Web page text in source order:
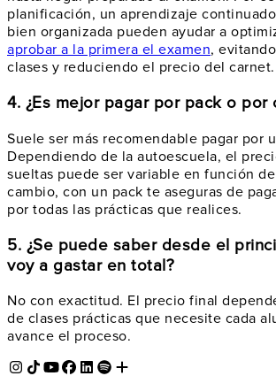
planificación, un aprendizaje
bien organizada pueden ayudar a
aprobar a la primera el examen,
clases y reduciendo el precio del carnet.
4. ¿Es mejor pagar por pack o por
Suele ser más recomendable pagar por
Dependiendo de la autoescuela, el
sueltas puede ser variable en función
cambio, con un pack te aseguras de
por todas las prácticas que realices.
5. ¿Se puede saber desde el
voy a gastar en total?
No con exactitud. El precio final
de clases prácticas que necesite cada
avance el proceso.